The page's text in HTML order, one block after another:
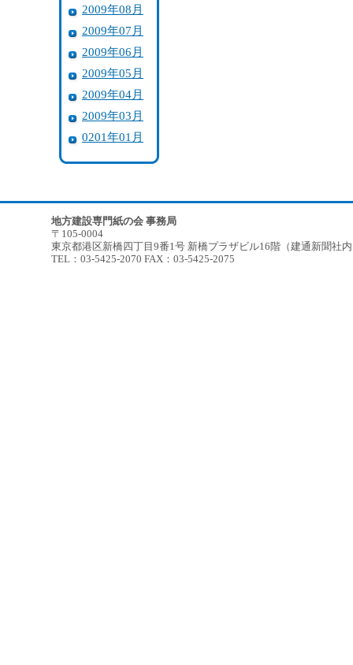
2009年08月
2009年07月
2009年06月
2009年05月
2009年04月
2009年03月
0201年01月
地方建設専門紙の会 事務局
〒105-0004
東京都港区新橋四丁目9番1号 新橋プラザビル16階（建通新聞社
TEL：03-5425-2070 FAX：03-5425-2075